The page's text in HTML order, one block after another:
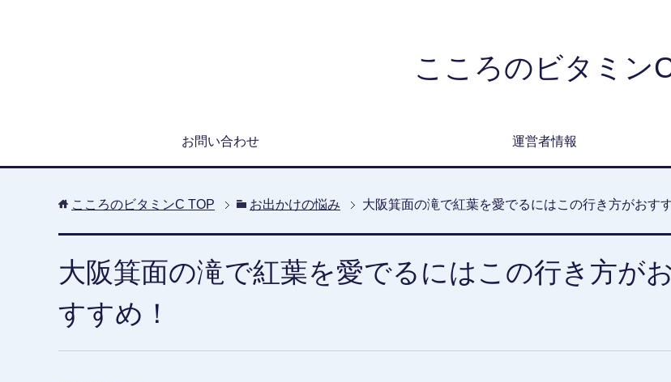
こころのビタミン
お問い合わせ 運営者情報
こころのビタミンC TOP お出かけの悩み 大阪箕面の滝で紅葉を愛でるにはこの行き方がおすす
大阪箕面の滝で紅葉を愛でるにはこの行き方がお
すすめ！